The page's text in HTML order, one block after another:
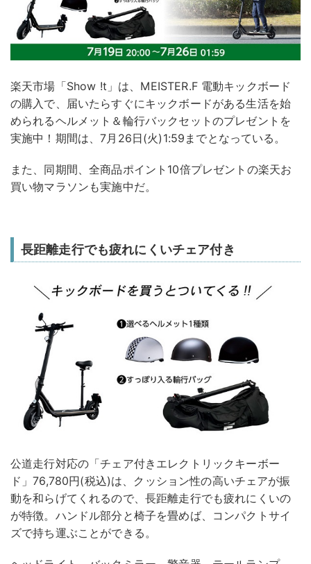
楽天市場「Show !t」は、MEISTER.F 電動キックボード
の購入で、届いたらすぐにキックボードがある生活を始
められるヘルメット＆輪行バックセットのプレゼントを
実施中！期間は、7月26日(火)1:59までとなっている。
また、同期間、全商品ポイント10倍プレゼントの楽天お
買い物マラソンも実施中だ。
長距離走行でも疲れにくいチェア付き
公道走行対応の「チェア付きエレクトリックキーボー
ド」76,780円(税込)は、クッション性の高いチェアが振
動を和らげてくれるので、長距離走行でも疲れにくいの
が特徴。ハンドル部分と椅子を畳めば、コンパクトサイ
ズで持ち運ぶことができる。